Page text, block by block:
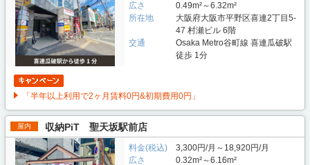
広さ
0.49m²～6.32m²
所在地
大阪府大阪市平野区喜連2丁目5-
47 村瀬ビル 6階
交通
Osaka Metro谷町線 喜連瓜破駅
徒歩 1分
「半年以上利用で2ヶ月賃料0円&初期費用0円」
屋内 収納PiT 聖天坂駅前店
料金(税込)
3,300円/月～18,920円/月
広さ
0.32m²～6.16m²